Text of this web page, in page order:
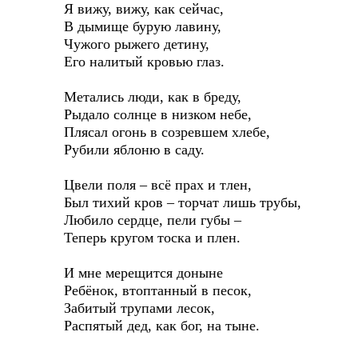
Я вижу, вижу, как сейчас,
В дымище бурую лавину,
Чужого рыжего детину,
Его налитый кровью глаз.
Метались люди, как в бреду,
Рыдало солнце в низком небе,
Плясал огонь в созревшем хлебе,
Рубили яблоню в саду.
Цвели поля – всё прах и тлен,
Был тихий кров – торчат лишь трубы,
Любило сердце, пели губы –
Теперь кругом тоска и плен.
И мне мерещится доныне
Ребёнок, втоптанный в песок,
Забитый трупами лесок,
Распятый дед, как бог, на тыне.